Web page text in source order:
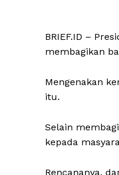
BRIEF.ID –
membagikan
Mengenakan
itu.
Selain
kepada
Rencananya,